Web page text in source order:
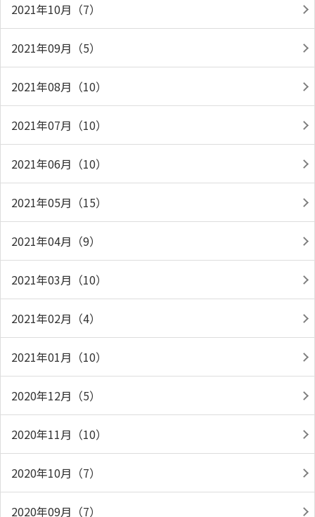
2021年10月（7）
2021年09月（5）
2021年08月（10）
2021年07月（10）
2021年06月（10）
2021年05月（15）
2021年04月（9）
2021年03月（10）
2021年02月（4）
2021年01月（10）
2020年12月（5）
2020年11月（10）
2020年10月（7）
2020年09月（7）